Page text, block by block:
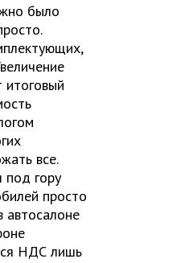
было
итоговый
все.
гору
просто
автосалоне
НДС лишь